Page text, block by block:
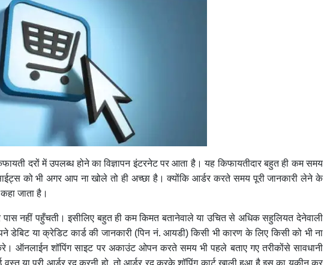
दरों में उपलब्ध होने का विज्ञापन इंटरनेट पर आता है। यह किफायतीदार बहुत ही कम समय
को भी अगर आप ना खोले तो ही अच्छा है। क्योंकि आर्डर करते समय पूरी जानकारी लेने के
जाता है।
पास नहीं पहुँचती। इसीलिए बहुत ही कम किमत बतानेवाले या उचित से अधिक सहुलियत देनेवाली
या क्रेडिट कार्ड की जानकारी (पिन नं. आयडी) किसी भी कारण के लिए किसी को भी ना
ऑनलाईन शॉपिंग साइट पर अकाउंट ओपन करते समय भी पहले बताए गए तरीकोंसे सावधानी
वस्तु या पूरी आर्डर रद करनी हो, तो आर्डर रद करके शॉपिंग कार्ट खाली हुआ है इस का यकीन कर